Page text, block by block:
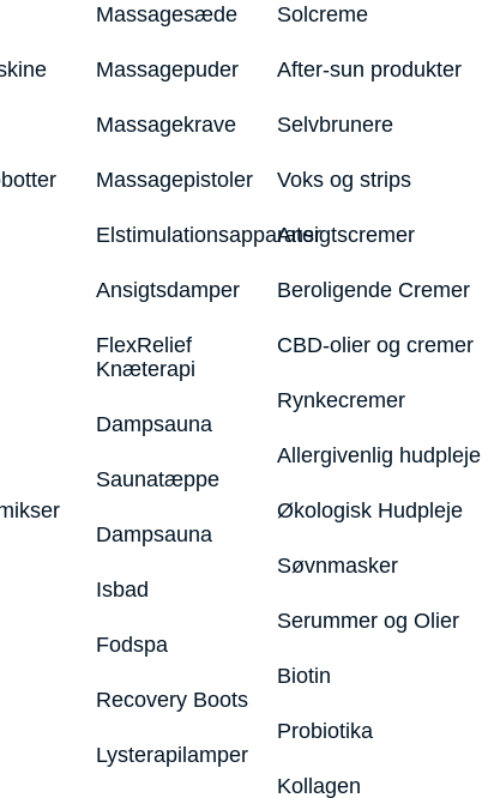
Massagesæde
Massagepuder
Massagekrave
Massagepistoler
Elstimulationsapparater
Ansigtsdamper
FlexRelief
Knæterapi
Dampsauna
Saunatæppe
Dampsauna
Isbad
Fodspa
Recovery Boots
Lysterapilamper
Solcreme
After-sun produkter
Selvbrunere
Voks og strips
Ansigtscremer
Beroligende Cremer
CBD-olier og cremer
Rynkecremer
Allergivenlig hudpleje
Økologisk Hudpleje
Søvnmasker
Serummer og Olier
Biotin
Probiotika
Kollagen